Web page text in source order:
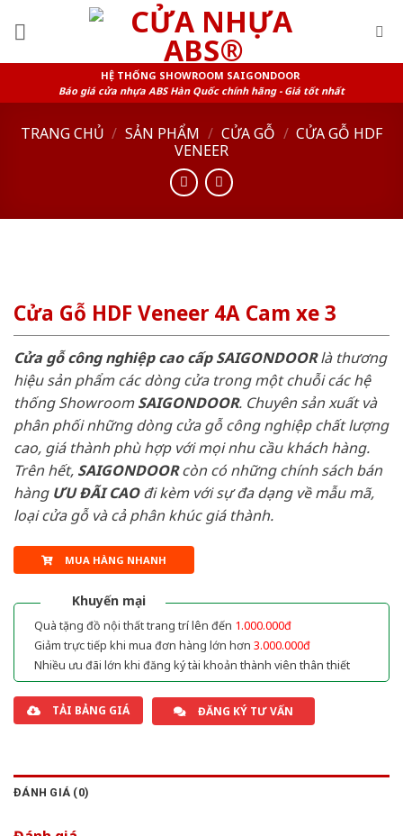
HỆ THỐNG SHOWROOM SAIGONDOOR
Báo giá cửa nhựa ABS Hàn Quốc chính hãng - Giá tốt nhất
TRANG CHỦ / SẢN PHẨM / CỬA GỖ / CỬA GỖ HDF
VENEER
Cửa Gỗ HDF Veneer 4A Cam xe 3
Cửa gỗ công nghiệp cao cấp SAIGONDOORlà thương
hiệu sản phẩm các dòng cửa trong một chuỗi các hệ
thống ShowroomSAIGONDOOR. Chuyên sản xuất và
phân phối những dòng cửa gỗ công nghiệp chất lượng
cao, giá thành phù hợp với mọi nhu cầu khách hàng.
Trên hết, SAIGONDOORcòn có những chính sách bán
hàng ƯU ĐÃI CAOđi kèm với sự đa dạng về mẫu mã,
loại cửa gỗ và cả phân khúc giá thành.
MUA HÀNG NHANH
Khuyến mại
Quà tặng đồ nội thất trang trí lên đến 1.000.000đ
Giảm trực tiếp khi mua đơn hàng lớn hơn 3.000.000đ
Nhiều ưu đãi lớn khi đăng ký tài khoản thành viên thân thiết
TẢI BẢNG GIÁ ĐĂNG KÝ TƯ VẤN
ĐÁNH GIÁ (0)